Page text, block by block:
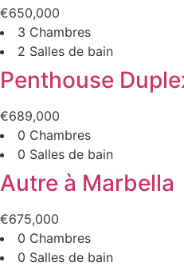
€650,000
3 Chambres
2 Salles de bain
Penthouse
€689,000
0 Chambres
0 Salles de bain
Autre à Marbella
€675,000
0 Chambres
0 Salles de bain